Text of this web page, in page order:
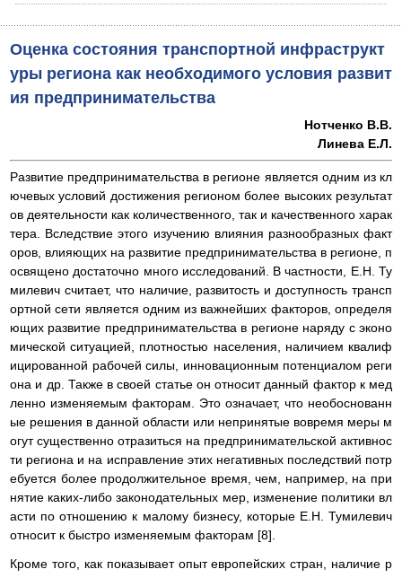
Оценка состояния транспортной инфраструкт
уры региона как необходимого условия развит
ия предпринимательства
Нотченко В.В.
Линева Е.Л.
Развитие предпринимательства в регионе является одним из кл
ючевых условий достижения регионом более высоких результат
ов деятельности как количественного, так и качественного харак
тера. Вследствие этого изучению влияния разнообразных факт
оров, влияющих на развитие предпринимательства в регионе, п
освящено достаточно много исследований. В частности, Е.Н. Ту
милевич считает, что наличие, развитость и доступность трансп
ортной сети является одним из важнейших факторов, определя
ющих развитие предпринимательства в регионе наряду с эконо
мической ситуацией, плотностью населения, наличием квалиф
ицированной рабочей силы, инновационным потенциалом реги
она и др. Также в своей статье он относит данный фактор к мед
ленно изменяемым факторам. Это означает, что необоснованн
ые решения в данной области или непринятые вовремя меры м
огут существенно отразиться на предпринимательской активнос
ти региона и на исправление этих негативных последствий потр
ебуется более продолжительное время, чем, например, на при
нятие каких-либо законодательных мер, изменение политики вл
асти по отношению к малому бизнесу, которые Е.Н. Тумилевич
относит к быстро изменяемым факторам [8].
Кроме того, как показывает опыт европейских стран, наличие р